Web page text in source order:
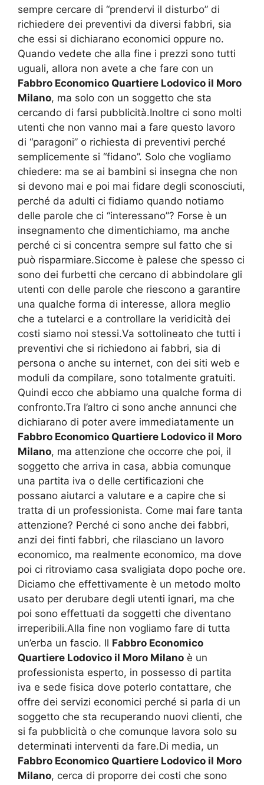
sempre cercare di “prendervi il disturbo” di
richiedere dei preventivi da diversi fabbri, sia
che essi si dichiarano economici oppure no.
Quando vedete che alla fine i prezzi sono tutti
uguali, allora non avete a che fare con un
Fabbro Economico Quartiere Lodovico il Moro
Milano, ma solo con un soggetto che sta
cercando di farsi pubblicità.Inoltre ci sono molti
utenti che non vanno mai a fare questo lavoro
di “paragoni” o richiesta di preventivi perché
semplicemente si “fidano”. Solo che vogliamo
chiedere: ma se ai bambini si insegna che non
si devono mai e poi mai fidare degli sconosciuti,
perché da adulti ci fidiamo quando notiamo
delle parole che ci “interessano”? Forse è un
insegnamento che dimentichiamo, ma anche
perché ci si concentra sempre sul fatto che si
può risparmiare.Siccome è palese che spesso ci
sono dei furbetti che cercano di abbindolare gli
utenti con delle parole che riescono a garantire
una qualche forma di interesse, allora meglio
che a tutelarci e a controllare la veridicità dei
costi siamo noi stessi.Va sottolineato che tutti i
preventivi che si richiedono ai fabbri, sia di
persona o anche su internet, con dei siti web e
moduli da compilare, sono totalmente gratuiti.
Quindi ecco che abbiamo una qualche forma di
confronto.Tra l’altro ci sono anche annunci che
dichiarano di poter avere immediatamente un
Fabbro Economico Quartiere Lodovico il Moro
Milano, ma attenzione che occorre che poi, il
soggetto che arriva in casa, abbia comunque
una partita iva o delle certificazioni che
possano aiutarci a valutare e a capire che si
tratta di un professionista. Come mai fare tanta
attenzione? Perché ci sono anche dei fabbri,
anzi dei finti fabbri, che rilasciano un lavoro
economico, ma realmente economico, ma dove
poi ci ritroviamo casa svaligiata dopo poche ore.
Diciamo che effettivamente è un metodo molto
usato per derubare degli utenti ignari, ma che
poi sono effettuati da soggetti che diventano
irreperibili.Alla fine non vogliamo fare di tutta
un’erba un fascio. Il Fabbro Economico
Quartiere Lodovico il Moro Milano è un
professionista esperto, in possesso di partita
iva e sede fisica dove poterlo contattare, che
offre dei servizi economici perché si parla di un
soggetto che sta recuperando nuovi clienti, che
si fa pubblicità o che comunque lavora solo su
determinati interventi da fare.Di media, un
Fabbro Economico Quartiere Lodovico il Moro
Milano, cerca di proporre dei costi che sono